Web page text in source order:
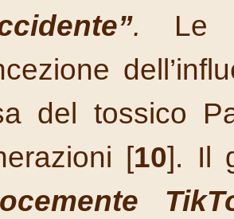
. Le
del tossico
[10]. Il